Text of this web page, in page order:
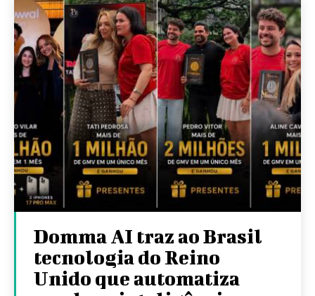
Domma AI traz ao Brasil
tecnologia do Reino
Unido que automatiza